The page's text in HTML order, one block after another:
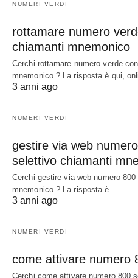
NUMERI VERDI
rottamare numero
chiamanti mnemonico
Cerchi rottamare numero verde
mnemonico ? La risposta è qui,
3 anni ago
NUMERI VERDI
gestire via web
selettivo chiamanti
Cerchi gestire via web numero
mnemonico ? La risposta è…
3 anni ago
NUMERI VERDI
come attivare numero
Cerchi come attivare numero 800